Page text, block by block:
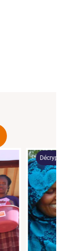
Décryptage